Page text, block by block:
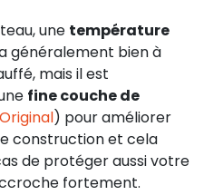
une température
généralement bien à
mais il est
fine couche de
) pour améliorer
construction et cela
de protéger aussi votre
fortement.